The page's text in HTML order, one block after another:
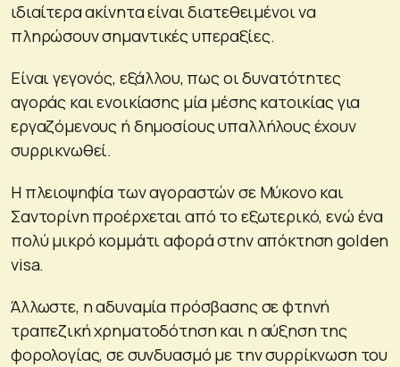
ιδιαίτερα ακίνητα είναι διατεθειμένοι να
πληρώσουν σημαντικές υπεραξίες.
Είναι γεγονός, εξάλλου, πως οι δυνατότητες
αγοράς και ενοικίασης μία μέσης κατοικίας για
εργαζόμενους ή δημοσίους υπαλλήλους έχουν
συρρικνωθεί.
Η πλειοψηφία των αγοραστών σε Μύκονο και
Σαντορίνη προέρχεται από το εξωτερικό, ενώ ένα
πολύ μικρό κομμάτι αφορά στην απόκτηση golden
visa.
Άλλωστε, η αδυναμία πρόσβασης σε φτηνή
τραπεζική χρηματοδότηση και η αύξηση της
φορολογίας, σε συνδυασμό με την συρρίκνωση του